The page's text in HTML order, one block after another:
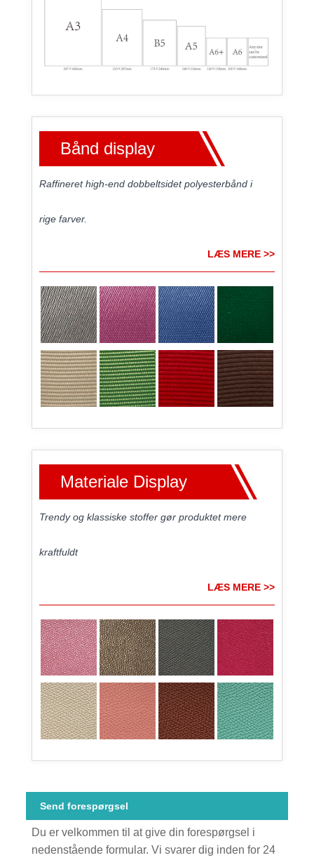
Bånd display
Raffineret high-end dobbeltsidet polyesterbånd i
rige farver.
LÆS MERE >>
Materiale Display
Trendy og klassiske stoffer gør produktet mere
kraftfuldt
LÆS MERE >>
Send forespørgsel
Du er velkommen til at give din forespørgsel i
nedenstående formular. Vi svarer dig inden for 24